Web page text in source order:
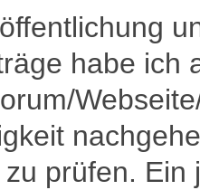
habe ich
prüfen.